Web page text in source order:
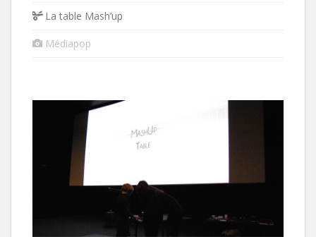
La table Mash’up
Médiapop